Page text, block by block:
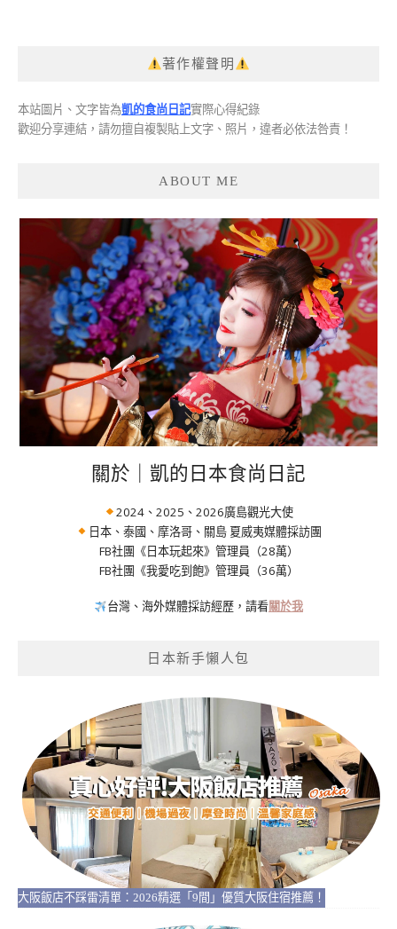
著作權聲明
本站圖片、文字皆為凱的食尚日記實際心得紀錄
歡迎分享連結，請勿擅自複製貼上文字、照片，違者必依法咎責！
ABOUT ME
關於｜凱的日本食尚日記
2024、2025、2026廣島觀光大使
日本、泰國、摩洛哥、關島 夏威夷媒體採訪團
FB社團《日本玩起來》管理員（28萬）
FB社團《我愛吃到飽》管理員（36萬）
台灣、海外媒體採訪經歷，請看關於我
日本新手懶人包
大阪飯店不踩雷清單：2026精選「9間」優質大阪住宿推薦！